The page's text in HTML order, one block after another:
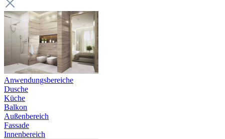
Anwendungsbereiche
Dusche
Küche
Balkon
Außenbereich
Fassade
Innenbereich